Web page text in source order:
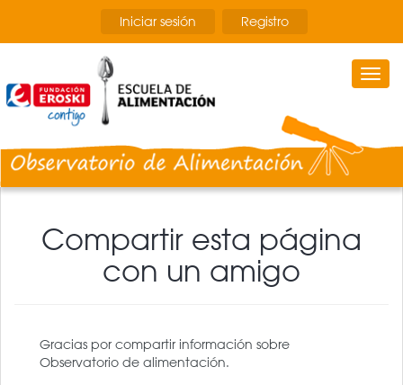
contenido
Iniciar sesión Registro
Compartir esta página
con un amigo
Gracias por compartir información sobre
Observatorio de alimentación.